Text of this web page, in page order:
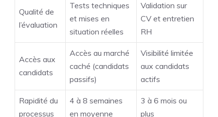
Qualité de
l’évaluation
Tests techniques
et mises en
situation réelles
Validation sur
CV et entretien
RH
Accès aux
candidats
Accès au marché
caché (candidats
passifs)
Visibilité limitée
aux candidats
actifs
Rapidité du
processus
4 à 8 semaines
en moyenne
3 à 6 mois ou
plus